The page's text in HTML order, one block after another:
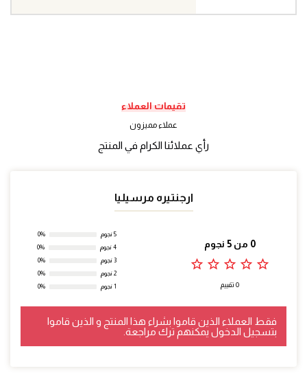
تقيمات العملاء
عملاء مميزون
رأي عملائنا الكرام في المنتج
ارجنتيره مرسيليا
0 من 5 نجوم
star_outline
star_outline
star_outline
star_outline
star_outline
0 تقييم
5 نجوم
0%
4 نجوم
0%
3 نجوم
0%
2 نجوم
0%
1 نجوم
0%
فقط العملاء الذين قاموا بشراء هذا المنتج و الذين قاموا
بتسجيل الدخول يمكنهم ترك مراجعة.